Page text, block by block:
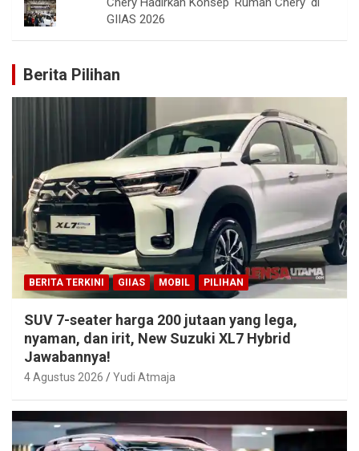
GIIAS 2026
Berita Pilihan
BERITA TERKINI GIIAS MOBIL PILIHAN
SUV 7-seater harga 200 jutaan yang lega,
nyaman, dan irit, New Suzuki XL7 Hybrid
Jawabannya!
4 Agustus 2026 Yudi Atmaja